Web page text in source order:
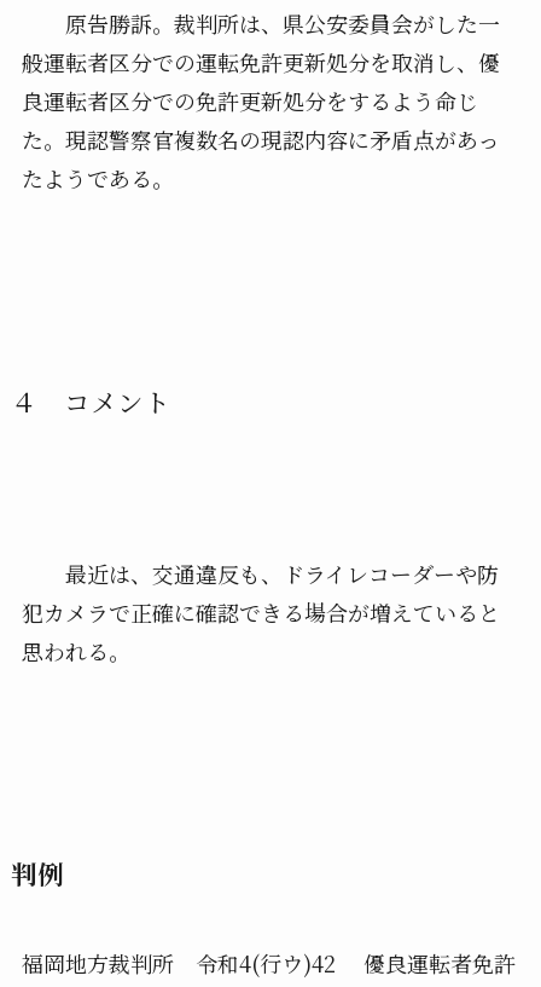
原告勝訴。裁判所は、県公安委員会がした一
般運転者区分での運転免許更新処分を取消し、優
良運転者区分での免許更新処分をするよう命じ
た。現認警察官複数名の現認内容に矛盾点があっ
たようである。
４ コメント
最近は、交通違反も、ドライレコーダーや防
犯カメラで正確に確認できる場合が増えていると
思われる。
判例
福岡地方裁判所 令和4(行ウ)42
優良運転者免許